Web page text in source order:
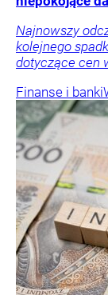
Najnowszy
kolejnego
dotyczące cen
Finanse i banki